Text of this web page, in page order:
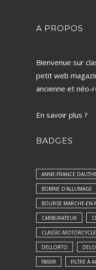
A PROPOS
Bienvenue sur
petit web
ancienne et néo-
En savoir plus ?
BADGES
ANNE-FRANCE
BOBINE D'ALLUMAGE
BOURSE MARCHE-EN-
CARBURATEUR
CLASSIC-
DELLORTO DELO
F800R FILTRE À